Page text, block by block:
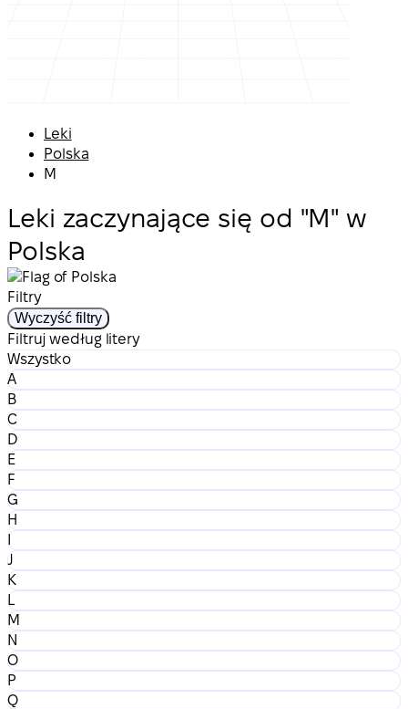
Leki
Polska
M
Leki zaczynające się od "M" w
Polska
Filtry
Wyczyść filtry
Filtruj według litery
Wszystko
A
B
C
D
E
F
G
H
I
J
K
L
M
N
O
P
Q